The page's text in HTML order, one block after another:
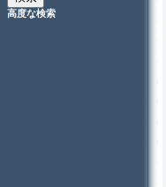
高度な検索